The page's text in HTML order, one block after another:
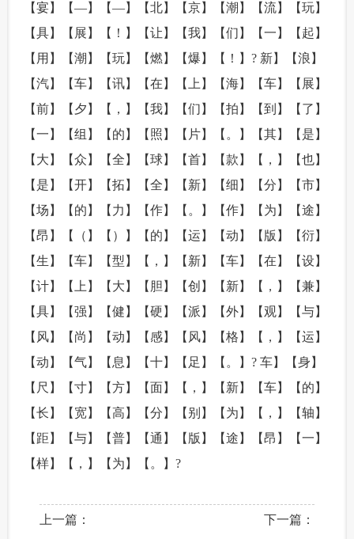
【宴】【—】【—】【北】【京】【潮】【流】【玩】
【具】【展】【！】【让】【我】【们】【一】【起】
【用】【潮】【玩】【燃】【爆】【！】? 新】【浪】
【汽】【车】【讯】【在】【上】【海】【车】【展】
【前】【夕】【，】【我】【们】【拍】【到】【了】
【一】【组】【的】【照】【片】【。】【其】【是】
【大】【众】【全】【球】【首】【款】【，】【也】
【是】【开】【拓】【全】【新】【细】【分】【市】
【场】【的】【力】【作】【。】【作】【为】【途】
【昂】【（】【）】【的】【运】【动】【版】【衍】
【生】【车】【型】【，】【新】【车】【在】【设】
【计】【上】【大】【胆】【创】【新】【，】【兼】
【具】【强】【健】【硬】【派】【外】【观】【与】
【风】【尚】【动】【感】【风】【格】【，】【运】
【动】【气】【息】【十】【足】【。】? 车】【身】
【尺】【寸】【方】【面】【，】【新】【车】【的】
【长】【宽】【高】【分】【别】【为】【，】【轴】
【距】【与】【普】【通】【版】【途】【昂】【一】
【样】【，】【为】【。】?
上一篇： 下一篇：